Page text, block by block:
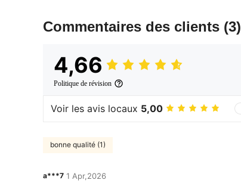
Commentaires des clients (3)
4,66
Politique de révision
Voir les avis locaux 5,00
bonne qualité (1)
a***7 1 Apr,2026